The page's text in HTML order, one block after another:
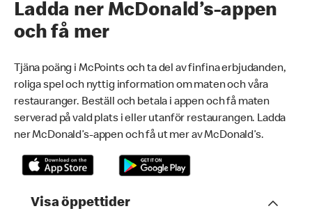
Ladda ner McDonald’s-appen
och få mer
Tjäna poäng i McPoints och ta del av finfina erbjudanden,
roliga spel och nyttig information om maten och våra
restauranger. Beställ och betala i appen och få maten
serverad på vald plats i eller utanför restaurangen. Ladda
ner McDonald’s-appen och få ut mer av McDonald’s.
Visa öppettider